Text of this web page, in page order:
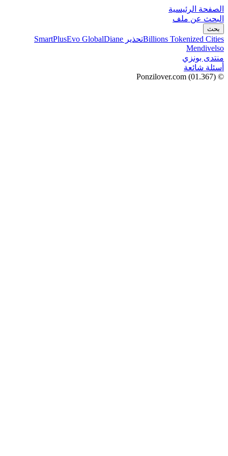
الصفحة الرئيسية
البحث عن ملف
بحث
Billions Tokenized Citiesتحذير SmartPlus Evo GlobalDiane
Mendivelso
منتدى بونزي
أسئلة شائعة
© Ponzilover.com
(01.367)